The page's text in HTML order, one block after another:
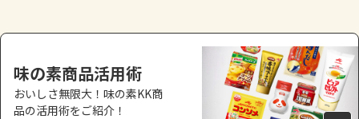
味の素商品活用術
おいしさ無限大！味の素KK商
品の活用術をご紹介！